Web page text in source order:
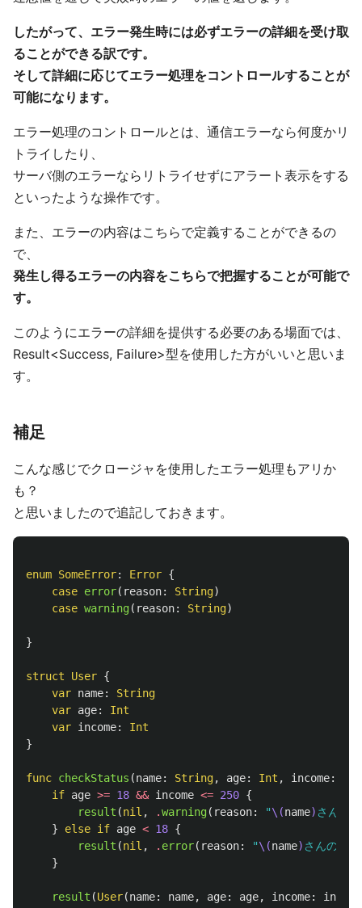
したがって、エラー発生時には必ずエラーの詳細を受け取
ることができる訳です。
そして詳細に応じてエラー処理をコントロールすることが
可能になります。
エラー処理のコントロールとは、通信エラーなら何度かリ
トライしたり、
サーバ側のエラーならリトライせずにアラート表示をする
といったような操作です。
また、エラーの内容はこちらで定義することができるの
で、
発生し得るエラーの内容をこちらで把握することが可能で
す。
このようにエラーの詳細を提供する必要のある場面では、
Result<Success, Failure>型を使用した方がいいと思いま
す。
補足
こんな感じでクロージャを使用したエラー処理もアリか
も？
と思いましたので追記しておきます。
enum SomeError: Error {
case error( reason: String)
case warning( reason: String)
}
struct User {
var name:
String
var age:
Int
var income:
Int
}
func checkStatus (name: String, age: Int , income:
if age >= 18 && income <= 250 {
result (nil , .warning( reason: "\(name) さんの
}
else if age < 18 {
result (nil , . error( reason: "\(name) さんの年
}
result (User(name: name, age: age, income:
income